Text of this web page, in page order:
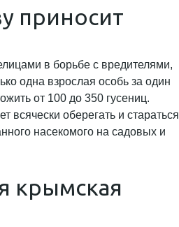
приносит
в борьбе с вредителями,
одна взрослая особь за один
от 100 до 350 гусениц.
всячески оберегать и стараться
насекомого на садовых и
крымская